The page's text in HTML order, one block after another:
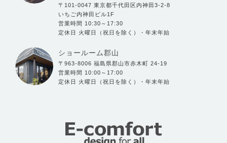
〒101-0047 東京都千代田区内神田3-2-8
いちご内神田ビル1F
営業時間 10:30～17:30
定休日 火曜日（祝日を除く）・年末年始
ショールーム郡山
〒963-8006 福島県郡山市赤木町 24-19
営業時間 10:00～17:00
定休日 火曜日（祝日を除く）・年末年始